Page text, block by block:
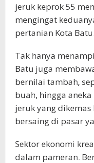
jeruk keprok 55
mengingat
pertanian Kota Batu.
Tak hanya
Batu juga
bernilai tambah,
buah, hingga
jeruk yang
bersaing di pasar
Sektor ekonomi
dalam pameran.